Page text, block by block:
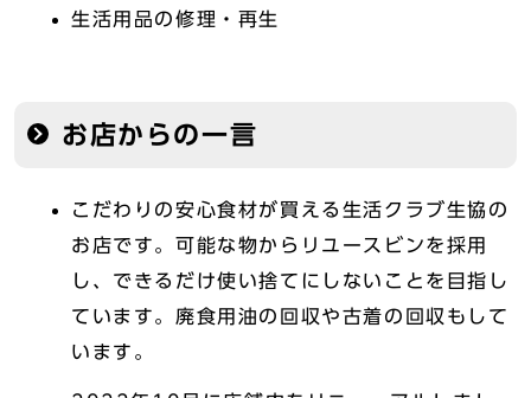
生活用品の修理・再生
お店からの一言
こだわりの安心食材が買える生活クラブ生協の
お店です。可能な物からリユースビンを採用
し、できるだけ使い捨てにしないことを目指し
ています。廃食用油の回収や古着の回収もして
います。